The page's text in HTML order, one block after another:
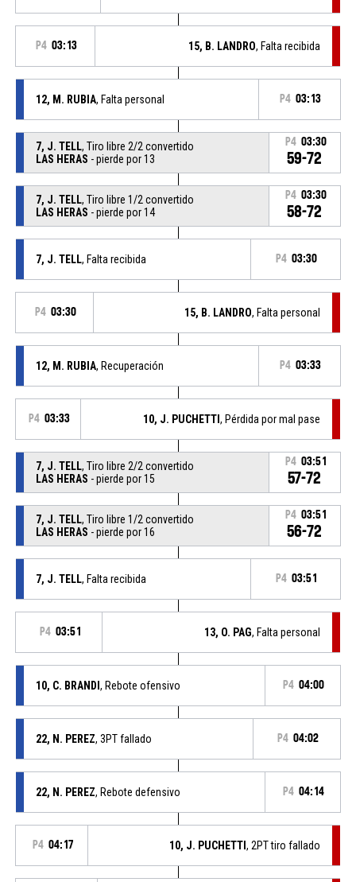
P4 03:13 15, B. LANDRO, Falta recibida
12, M. RUBIA, Falta personal P4 03:13
7, J. TELL, Tiro libre 2/2 convertido
LAS HERAS - pierde por 13
P4 03:30
59-72
7, J. TELL, Tiro libre 1/2 convertido
LAS HERAS - pierde por 14
P4 03:30
58-72
7, J. TELL, Falta recibida P4 03:30
P4 03:30 15, B. LANDRO, Falta personal
12, M. RUBIA, Recuperación P4 03:33
P4 03:33 10, J. PUCHETTI, Pérdida por mal pase
7, J. TELL, Tiro libre 2/2 convertido
LAS HERAS - pierde por 15
P4 03:51
57-72
7, J. TELL, Tiro libre 1/2 convertido
LAS HERAS - pierde por 16
P4 03:51
56-72
7, J. TELL, Falta recibida P4 03:51
P4 03:51 13, O. PAG, Falta personal
10, C. BRANDI , Rebote ofensivo P4 04:00
22, N. PEREZ, 3PT fallado P4 04:02
22, N. PEREZ, Rebote defensivo P4 04:14
P4 04:17 10, J. PUCHETTI, 2PT tiro fallado